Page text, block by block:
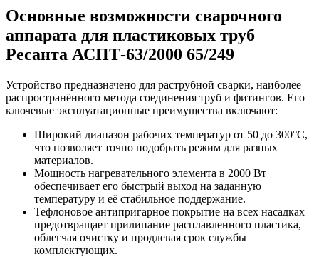
Основные возможности сварочного
аппарата для пластиковых труб
Ресанта АСПТ-63/2000 65/249
Устройство предназначено для раструбной сварки, наиболее
распространённого метода соединения труб и фитингов. Его
ключевые эксплуатационные преимущества включают:
Широкий диапазон рабочих температур от 50 до 300°C,
что позволяет точно подобрать режим для разных
материалов.
Мощность нагревательного элемента в 2000 Вт
обеспечивает его быстрый выход на заданную
температуру и её стабильное поддержание.
Тефлоновое антипригарное покрытие на всех насадках
предотвращает прилипание расплавленного пластика,
облегчая очистку и продлевая срок службы
комплектующих.